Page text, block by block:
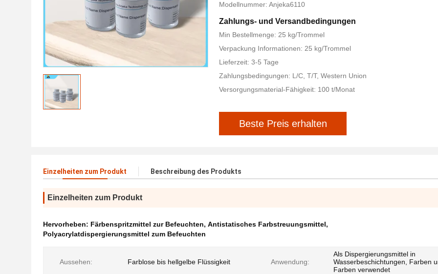
Modellnummer: Anjeka6110
Zahlungs- und Versandbedingungen
Min Bestellmenge: 25 kg/Trommel
Verpackung Informationen: 25 kg/Trommel
Lieferzeit: 3-5 Tage
Zahlungsbedingungen: L/C, T/T, Western Union
Versorgungsmaterial-Fähigkeit: 100 t/Monat
Beste Preis erhalten
Einzelheiten zum Produkt Beschreibung des Produkts
Einzelheiten zum Produkt
Hervorheben: Färbenspritzmittel zur Befeuchten, Antistatisches Farbstreuungsmittel,
Polyacrylatdispergierungsmittel zum Befeuchten
Aussehen: Farblose bis hellgelbe Flüssigkeit Anwendung:
Als Dispergierungsmittel in
Wasserbeschichtungen, Farben
Farben verwendet